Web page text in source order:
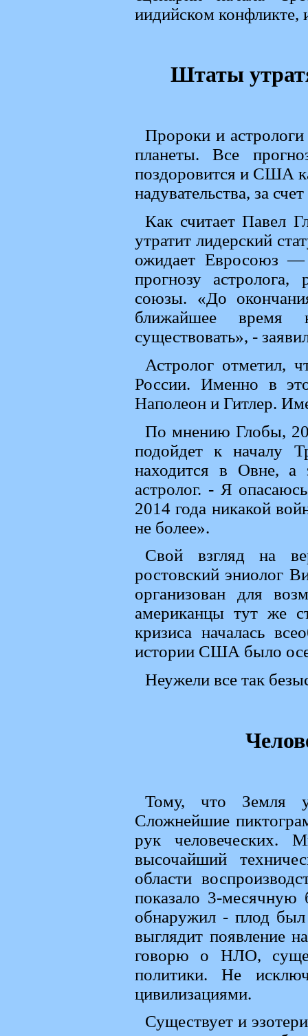
иидийском конфликте,
Штаты
Пророки и
планеты. Все
поздоровится и США
надувательства, за
Как считает Павел
утратит лидерский
ожидает Евросоюз —
прогнозу
союзы. «До
ближайшее время
существовать», -
Астролог отметил,
России. Именно в
Наполеон и Гитлер.
По мнению Глобы,
подойдет к началу
находится в Овне, а
астролог. - Я
2014 года никакой
не более».
Свой взгляд на
ростовский эниолог
организован для
американцы тут же
кризиса началась
истории США было
Неужели все так
Тому, что Земля
Сложнейшие
рук человеческих.
высочайший
области
показало 3-месячную
обнаружил - плод
выглядит появление
говорю о НЛО,
политики. Не
цивилизациями.
Существует и